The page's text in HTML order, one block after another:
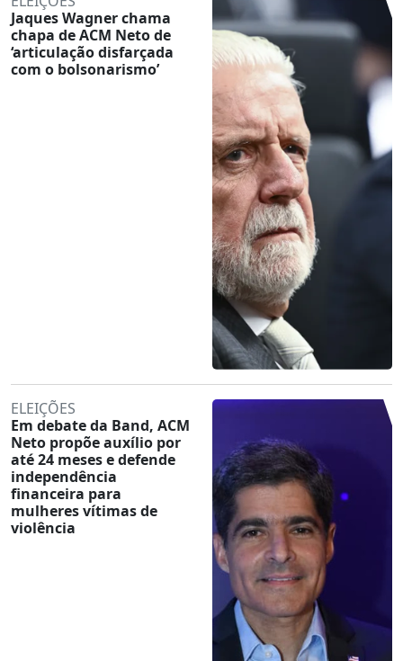
Jaques Wagner chama
chapa de ACM Neto de
‘articulação disfarçada
com o bolsonarismo’
ELEIÇÕES
Em debate da Band, ACM
Neto propõe auxílio por
até 24 meses e defende
independência
financeira para
mulheres vítimas de
violência